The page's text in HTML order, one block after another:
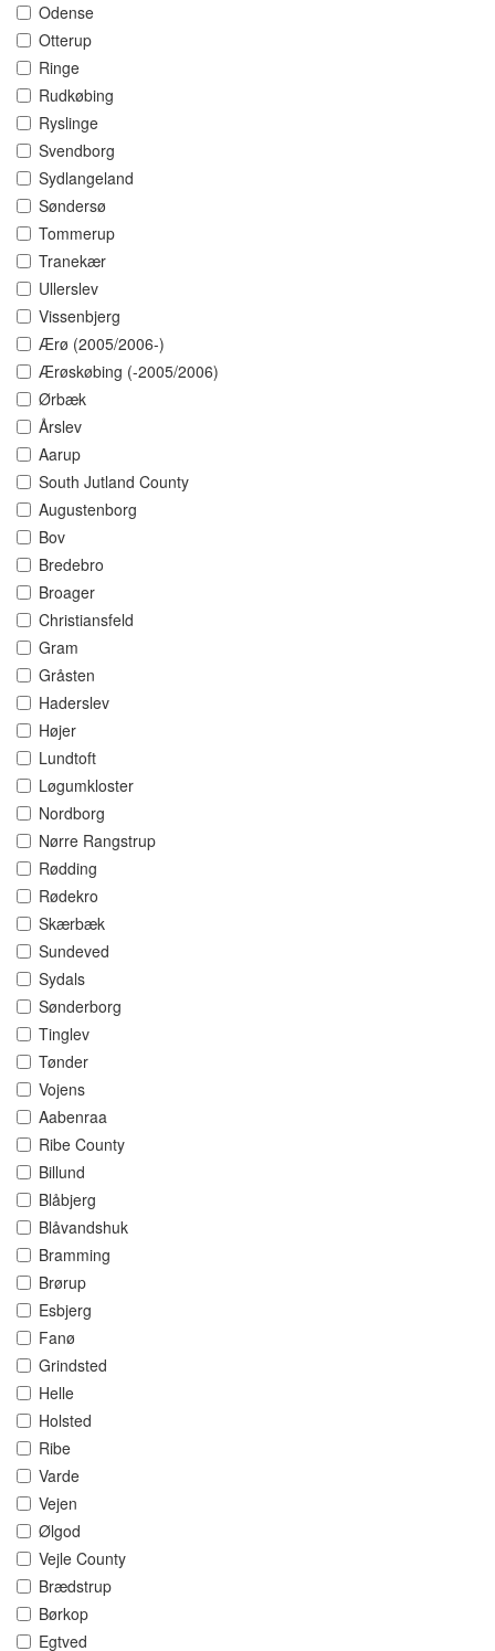
Odense
Otterup
Ringe
Rudkøbing
Ryslinge
Svendborg
Sydlangeland
Søndersø
Tommerup
Tranekær
Ullerslev
Vissenbjerg
Ærø (2005/2006-)
Ærøskøbing (-2005/2006)
Ørbæk
Årslev
Aarup
South Jutland County
Augustenborg
Bov
Bredebro
Broager
Christiansfeld
Gram
Gråsten
Haderslev
Højer
Lundtoft
Løgumkloster
Nordborg
Nørre Rangstrup
Rødding
Rødekro
Skærbæk
Sundeved
Sydals
Sønderborg
Tinglev
Tønder
Vojens
Aabenraa
Ribe County
Billund
Blåbjerg
Blåvandshuk
Bramming
Brørup
Esbjerg
Fanø
Grindsted
Helle
Holsted
Ribe
Varde
Vejen
Ølgod
Vejle County
Brædstrup
Børkop
Egtved